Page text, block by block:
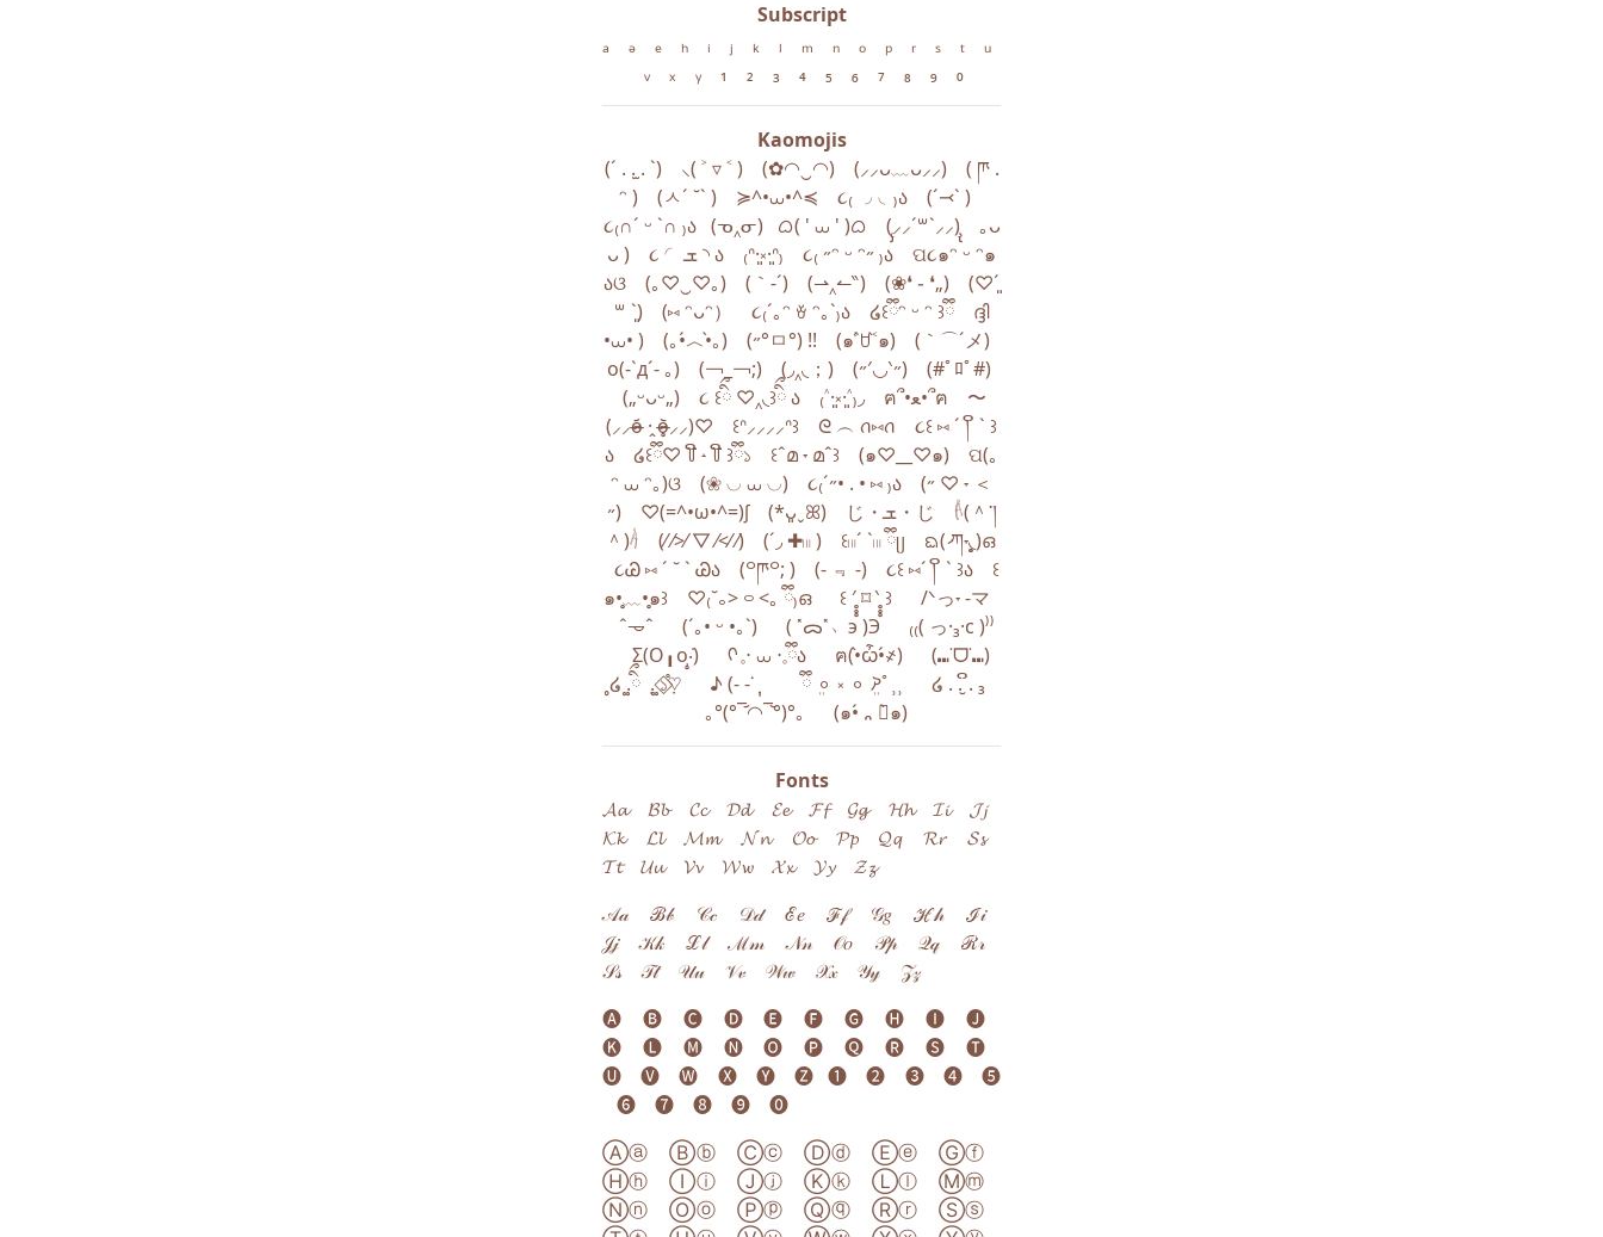
Subscript
ₐ ‎ ‎ ‎ ₔ ‎ ‎ ‎ ₑ ‎ ‎ ‎ ₕ ‎ ‎ ‎ ᵢ ‎ ‎ ‎ ⱼ ‎ ‎ ‎ ₖ ‎ ‎ ‎ ₗ ‎ ‎ ‎ ₘ ‎ ‎ ‎ ₙ ‎ ‎ ‎ ₒ ‎ ‎ ‎ ₚ ‎ ‎ ‎ ᵣ ‎ ‎ ‎ ₛ ‎ ‎ ‎ ₜ ‎ ‎ ‎ ᵤ ‎ ‎
‎ ᵥ ‎ ‎ ‎ ₓ ‎ ‎ ‎ ᵧ ‎ ‎ ‎ ₁ ‎ ‎ ‎ ₂ ‎ ‎ ‎ ₃ ‎ ‎ ‎ ₄ ‎ ‎ ‎ ₅ ‎ ‎ ‎ ₆ ‎ ‎ ‎ ₇ ‎ ‎ ‎ ₈ ‎ ‎ ‎ ₉ ‎ ‎ ‎ ₀
Kaomojis
(⁠´⁠ ⁠.⁠ ⁠.̫⁠ ⁠.⁠ ⁠`⁠) ‎ ‎ ‎ ⸜( ˃ ▿ ˂ ) ‎ ‎ ‎ (✿◠‿◠) ‎ ‎ ‎ (⸝⸝ᴗ﹏ᴗ⸝⸝) ‎ ‎ ‎ ( ཫ .
ᵔ ) ‎ ‎ ‎ (ㅅ´ ˘` ) ‎ ‎ ‎ ≽^•⩊•^≼ ‎ ‎ ‎ ૮₍ ◞ ◟₎ა ‎ ‎ ‎ (´⤙` ) ‎ ‎ ‎
૮₍∩´ ᵕ `∩ ₎ა‎ ‎ ‎ (ᓀ‸ᓂ)‎ ‎ ‎ ᜊ( ' ⩊ ' )ᜊ ‎ ‎ ‎ (̨̡⸝⸝´꒳`⸝⸝)̧̢ ‎ ‎ ‎ ｡ᴗ
ᴗ ) ‎ ‎ ‎ ૮ ◜ ܫ ◝ ა ‎ ‎ ‎ ₍ᐢ·͈༝·͈ᐢ₎ ‎ ‎ ‎ ૮₍ ˶ᵔ ᵕ ᵔ˶ ₎ა ‎ ‎ ‎ ପ૮๑ᵔ ᵕ ᵔ๑
აଓ ‎ ‎ ‎ (｡♡‿♡｡) ‎ ‎ ‎ (｀-´) ‎ ‎ ‎ (⇀‸↼‶) ‎ ‎ ‎ (❀❛ ֊ ❛„) ‎ ‎ ‎ (♡ˊ͈
꒳ ˋ͈) ‎ ‎ ‎ (⑅ ᵔᴗᵔ） ‎ ‎ ‎ ૮₍´｡ᵔ ꈊ ᵔ｡`₎ა ‎ ‎ ‎ ໒꒰ྀིᵔ ᵕ ᵔ ꒱ྀི ‎ ‎ ‎ ദ്ദി
•⩊• ) ‎ ‎ ‎ (｡•́︿•̀｡) ‎ ‎ ‎ (˶°ㅁ°) !! ‎ ‎ ‎ (๑˃́ꇴ˂̀๑) ‎ ‎ ‎ (｀⌒´メ) ‎ ‎
‎ o(-ˋд´- ｡) ‎ ‎ ‎ (￢_￢;) ‎ ‎ ‎ (◞‸◟；) ‎ ‎ ‎ (˶′◡‵˶) ‎ ‎ ‎ (#ﾟﾛﾟ#) ‎ ‎
‎ („ᵕᴗᵕ„) ‎ ‎ ‎ ૮ ꒰ིྀ ♡‸◟꒱ིྀ ა ‎ ‎ ‎ ₍˄·͈༝·͈˄₎◞ ‎ ‎ ‎ ฅ՞•ﻌ•՞ฅ ‎ ‎ ‎ 〜
(⸝⸝o̴̶̷᷄ ·̭ o̴̶̷̥᷅⸝⸝)♡ ‎ ‎ ‎ ꒰ᐢ⸝⸝⸝⸝ᐢ꒱ ‎ ‎ ‎ ᘓ ︵ ꪒ⑅ꪒ ‎ ‎ ‎ ૮꒰ ⑅ ˊ ། ິ ` ꒱
ა ‎ ‎ ‎ ໒꒰ྀི♡ ꒦ີ ˔ ꒦ີ ꒱ྀི১ ‎ ‎ ‎ ꒰ˆമ ˕ മˆ꒱ ‎ ‎ ‎ (๑♡__♡๑) ‎ ‎ ‎ ପ(｡
ᵔ ⩊ ᵔ｡)ଓ ‎ ‎ ‎ (❀ ◡ ⩊ ◡) ‎ ‎ ‎ ૮₍´˶• . • ⑅ ₎ა ‎ ‎ ‎ (˶ ♡ ˕ ＜
˶) ‎ ‎ ‎ ♡(=^•ω•^=)∫ ‎ ‎ ‎ (*ᴗ͈ˬꕤ) ‎ ‎ ‎ じ・ܫ・じ ‎ ‎ ‎ 𓌹(＾་།
＾)𓌺 ‎ ‎ ‎ (⁄ ⁄>⁄ ▽ ⁄<⁄ ⁄) ‎ ‎ ‎ (´◞ ✚𓏼 ) ‎ ‎ ‎ ꒰𓏼´ `𓏼 ྀིᥩ ‎ ‎ ‎ ᨳ( ̷ཀ˕◟̥̥)ഒ ‎
‎ ‎ ૮Ꮚ ⑅ ´ ˘ ` Ꮚა ‎ ‎ ‎ (꒪ཫ꒪; ) ‎ ‎ ‎ (- ﹃ -) ‎ ‎ ‎ ૮꒰ ⑅ˊ ། ິ ` ꒱ა ‎ ‎ ‎ ꒰
๑•̥﹏•̥๑꒱ ‎ ‎ ‎ ♡₍˘｡> ࿁ <｡ ྀི₎ഒ ‎ ‎ ‎ ‎ ‎ ꒰ ′̥̥̥ ⌑ ‵̥̥̥ ꒱ ‎ ‎ ‎ ‎ ‎ /ᐠっ˕ -マ ‎ ‎
‎ ‎ ‎ ˆ𐃷ˆ ‎ ‎ ‎ ‎ ‎ (´｡• ᵕ •｡`) ‎ ‎ ‎ ‎ ‎ ( ˟ᯅ˟﹆э )Э ‎ ‎ ‎ ‎ ‎ ₍₍( っ·₃·c )⁾⁾ ‎
‎ ‎ ‎ ‎ Σ(O╻o‧̣̥̇) ‎ ‎ ‎ ‎ ‎ ᡣ 𓈒⋅ ⩊ ⋅𓈒ྀིა ‎ ‎ ‎ ‎ ‎ ฅ(•̀ѽ•́҂) ‎ ‎ ‎ ‎ ‎ (⑉˙ᗜ˙⑉)
˳໒ ͚.ིྀ ݂ . ͚১֯݀♡⃟ ‎ ‎ ‎ ‎ ‎ ♪ (- -ᣟ݂ ݄ ‎ ‎ ‎ ‎ ‎ ⠀ྀི ܸ𐄙 ༝ 𐄙 ܸ𐨯ﾟ⸒⸒ ‎ ‎ ‎ ‎ ‎ ໒ . ⁠.̮ ິ. ₃ ‎ ‎ ‎
‎ ‎ ｡°(°¯᷄◠¯᷅°)°｡ ‎ ‎ ‎ ‎ ‎ (๑•́ ᎔ ก̀๑)
Fonts
𝓐𝓪 ‎ ‎ ‎ 𝓑𝓫 ‎ ‎ ‎ 𝓒𝓬 ‎ ‎ ‎ 𝓓𝓭 ‎ ‎ ‎ 𝓔𝓮 ‎ ‎ ‎ 𝓕𝓯 ‎ ‎ ‎ 𝓖𝓰 ‎ ‎ ‎ 𝓗𝓱 ‎ ‎ ‎ 𝓘𝓲 ‎ ‎ ‎ 𝓙𝓳 ‎ ‎ ‎
𝓚𝓴 ‎ ‎ ‎ 𝓛𝓵 ‎ ‎ ‎ 𝓜𝓶 ‎ ‎ ‎ 𝓝𝓷 ‎ ‎ ‎ 𝓞𝓸 ‎ ‎ ‎ 𝓟𝓹 ‎ ‎ ‎ 𝓠𝓺 ‎ ‎ ‎ 𝓡𝓻 ‎ ‎ ‎ 𝓢𝓼 ‎ ‎ ‎
𝓣𝓽 ‎ ‎ ‎ 𝓤𝓾 ‎ ‎ ‎ 𝓥𝓿 ‎ ‎ ‎ 𝓦𝔀 ‎ ‎ ‎ 𝓧𝔁 ‎ ‎ ‎ 𝓨𝔂 ‎ ‎ ‎ 𝓩𝔃
𝒜𝒶 ‎ ‎ ‎ ℬ𝒷 ‎ ‎ ‎ 𝒞𝒸 ‎ ‎ ‎ 𝒟𝒹 ‎ ‎ ‎ ℰ𝑒 ‎ ‎ ‎ ℱ𝒻 ‎ ‎ ‎ 𝒢𝑔 ‎ ‎ ‎ ℋ𝒽 ‎ ‎ ‎ ℐ𝒾 ‎ ‎ ‎
𝒥𝒿 ‎ ‎ ‎ 𝒦𝓀 ‎ ‎ ‎ ℒ𝓁 ‎ ‎ ‎ ℳ𝓂 ‎ ‎ ‎ 𝒩𝓃 ‎ ‎ ‎ 𝒪𝑜 ‎ ‎ ‎ 𝒫𝓅 ‎ ‎ ‎ 𝒬𝓆 ‎ ‎ ‎ ℛ𝓇 ‎ ‎ ‎
𝒮𝓈 ‎ ‎ ‎ 𝒯𝓉 ‎ ‎ ‎ 𝒰𝓊 ‎ ‎ ‎ 𝒱𝓋 ‎ ‎ ‎ 𝒲𝓌 ‎ ‎ ‎ 𝒳𝓍 ‎ ‎ ‎ 𝒴𝓎 ‎ ‎ ‎ 𝒵𝓏
🅐 ‎ ‎ ‎ 🅑 ‎ ‎ ‎ 🅒 ‎ ‎ ‎ 🅓 ‎ ‎ ‎ 🅔 ‎ ‎ ‎ 🅕 ‎ ‎ ‎ 🅖 ‎ ‎ ‎ 🅗 ‎ ‎ ‎ 🅘 ‎ ‎ ‎ 🅙 ‎ ‎ ‎
🅚 ‎ ‎ ‎ 🅛 ‎ ‎ ‎ 🅜 ‎ ‎ ‎ 🅝 ‎ ‎ ‎ 🅞 ‎ ‎ ‎ 🅟 ‎ ‎ ‎ 🅠 ‎ ‎ ‎ 🅡 ‎ ‎ ‎ 🅢 ‎ ‎ ‎ 🅣 ‎ ‎ ‎
🅤 ‎ ‎ ‎ 🅥 ‎ ‎ ‎ 🅦 ‎ ‎ ‎ 🅧 ‎ ‎ ‎ 🅨 ‎ ‎ ‎ 🅩‎ ‎ ‎ ➊ ‎ ‎ ‎ ➋ ‎ ‎ ‎ ➌ ‎ ‎ ‎ ➍ ‎ ‎ ‎ ➎
‎ ‎ ‎ ➏ ‎ ‎ ‎ ➐ ‎ ‎ ‎ ➑ ‎ ‎ ‎ ➒ ‎ ‎ ‎ ⓿
Ⓐⓐ ‎ ‎ ‎ Ⓑⓑ ‎ ‎ ‎ Ⓒⓒ ‎ ‎ ‎ Ⓓⓓ ‎ ‎ ‎ Ⓔⓔ ‎ ‎ ‎ Ⓖⓕ ‎ ‎ ‎
Ⓗⓗ ‎ ‎ ‎ Ⓘⓘ ‎ ‎ ‎ Ⓙⓙ ‎ ‎ ‎ Ⓚⓚ ‎ ‎ ‎ Ⓛⓛ ‎ ‎ ‎ Ⓜⓜ ‎ ‎ ‎
Ⓝⓝ ‎ ‎ ‎ Ⓞⓞ ‎ ‎ ‎ Ⓟⓟ ‎ ‎ ‎ Ⓠⓠ ‎ ‎ ‎ Ⓡⓡ ‎ ‎ ‎ Ⓢⓢ ‎ ‎ ‎